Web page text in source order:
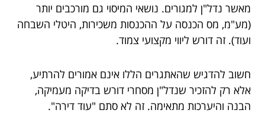
מאשר נדל"ן למגורים. נושאי המיסוי גם מורכבים יותר
(מע"מ, מס הכנסה על ההכנסות משכירות, היטלי השבחה
ועוד). זה דורש ליווי מקצועי צמוד.
חשוב להדגיש שהאתגרים הללו אינם אמורים להרתיע,
אלא רק להזכיר שנדל"ן מסחרי דורש בדיקה מעמיקה,
הבנה והיערכות מתאימה. זה לא סתם "עוד דירה".